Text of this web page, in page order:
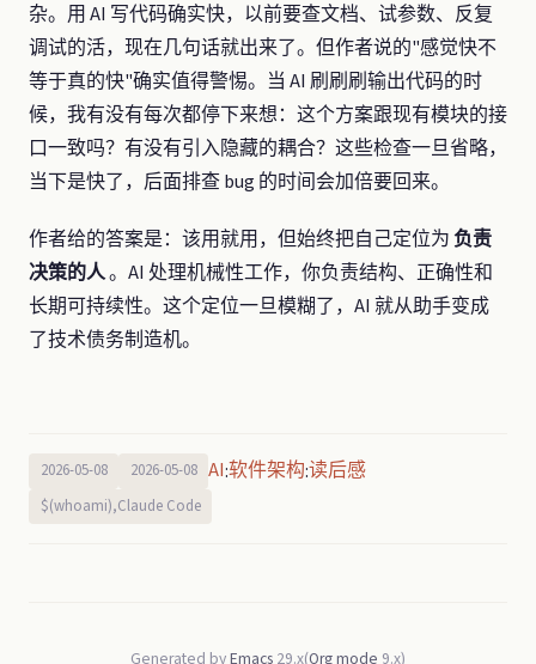
杂。用 AI 写代码确实快，以前要查文档、试参数、反复
调试的活，现在几句话就出来了。但作者说的"感觉快不
等于真的快"确实值得警惕。当 AI 刷刷刷输出代码的时
候，我有没有每次都停下来想：这个方案跟现有模块的接
口一致吗？有没有引入隐藏的耦合？这些检查一旦省略，
当下是快了，后面排查 bug 的时间会加倍要回来。
作者给的答案是：该用就用，但始终把自己定位为负责
决策的人。AI 处理机械性工作，你负责结构、正确性和
长期可持续性。这个定位一旦模糊了，AI 就从助手变成
了技术债务制造机。
2026-05-08 2026-05-08 AI:软件架构:读后感
$(whoami),Claude Code
Generated byEmacs 29.x(Org mode 9.x)